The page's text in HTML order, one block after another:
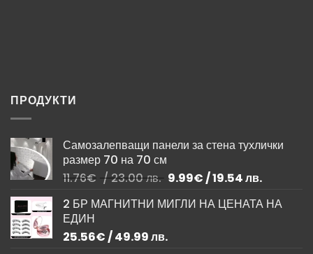
ПРОДУКТИ
Самозалепващи панели за стена тухлички
размер 70 на 70 см
11.76€ / 23.00 лв. Original
was:
/
9.99€/ 19.54 лв.Текущата
е:
2 БР МАГНИТНИ МИГЛИ НА ЦЕНАТА НА
ЕДИН
25.56€/ 49.99 лв.